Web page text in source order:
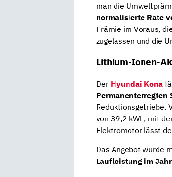
man die
normalisierte Rate
Prämie im Voraus,
zugelassen und die
Lithium-Ionen-
Der Hyundai Kona
Permanenterregten
Reduktionsgetriebe.
von 39,2 kWh, mit
Elektromotor lässt
Das Angebot wurde
Laufleistung im Jahr